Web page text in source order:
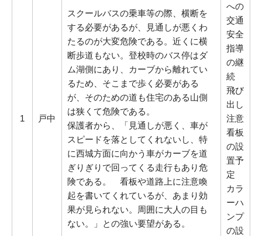
1 戸中
スクールバスの乗車等の際、横断を
する必要があるが、見通しが悪くわ
たるのが大変危険である。近くに横
断歩道もない。登校時のバス停はダ
ム湖側にあり、カーブから離れてい
るため、そこまで歩く必要がある
が、そのための道も住宅のある山側
は狭くて危険である。
保護者から、「見通しが悪く、車が
スピードを落としてくれないし、特
に西城方面に向かう車がカーブを道
ぎりぎりで回ってくる走行もあり危
険である。 看板や道路上に注意喚
起を書いてくれているが、あまり効
果が見られない。周囲に大人の目も
ない。」との強い要望がある。
への
交通
安全
指導
の継
続
飛び
出し
注意
看板
の設
置予
定
カラ
ーハ
ンプ
の設